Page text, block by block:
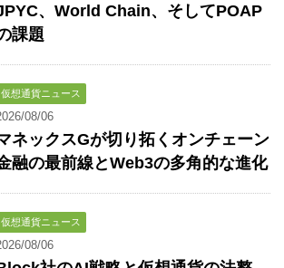
、World Chain、そしてPOAP
課題
仮想通貨ニュース
08/06
ネックスGが切り拓くオンチェーン
融の最前線とWeb3の多角的な進化
仮想通貨ニュース
08/06